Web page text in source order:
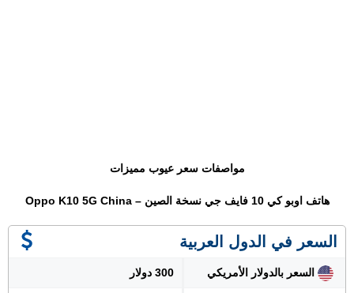
مواصفات سعر عيوب مميزات
هاتف اوبو كي 10 فايف جي نسخة الصين – Oppo K10 5G China
السعر في الدول العربية
السعر بالدولار الأمريكي 300 دولار